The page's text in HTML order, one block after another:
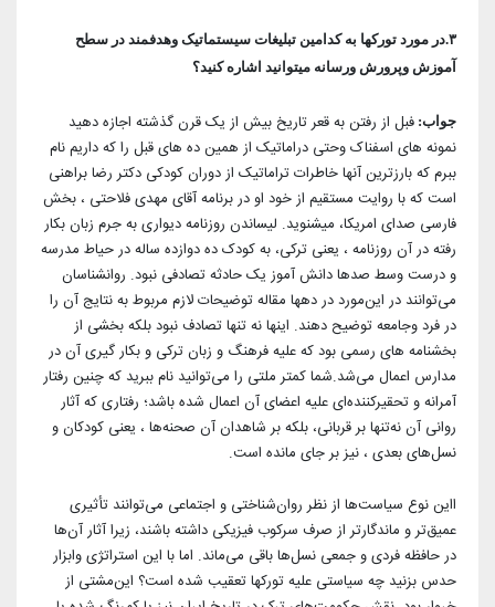
۳.در مورد تورکها به کدامین تبلیغات سیستماتیک و‌هدفمند در سطح
آموزش و‌پرورش و‌رسانه میتوانید اشاره کنید؟
جواب: فبل از رفتن به قعر تاریخ بیش از یک قرن گذشته اجازه دهید
نمونه های اسفناک و‌حتی دراماتیک از همین ده های قبل را که داریم نام
ببرم که بارزترین آنها خاطرات تراماتیک از دوران کودکی دکتر رضا براهنی
است که با روایت مستقیم از خود او در برنامه آقای مهدی فلاحتی ، بخش
فارسی صدای امریکا، میشنوید. لیساندن روزنامه دیواری به جرم زبان بکار
رفته در آن روزنامه ، یعنی ترکی، به کودک ده دوازده ساله در حیاط مدرسه
و درست وسط صدها دانش آموز یک حادثه تصادفی نبود. روانشناسان
می‌توانند در این‌مورد در دهها مقاله توضیحات لازم مربوط به نتایج آن را
در فرد و‌جامعه توضیح دهند. اینها نه تنها تصادف نبود بلکه بخشی از
بخشنامه های رسمی بود که علیه فرهنگ و زبان ترکی و بکار گیری آن در
مدارس اعمال می‌شد.شما کمتر ملتی را می‌توانید نام ببرید که چنین رفتار
آمرانه و تحقیرکننده‌ای علیه اعضای آن اعمال شده باشد؛ رفتاری که آثار
روانی آن نه‌تنها بر قربانی، بلکه بر شاهدان آن صحنه‌ها ، یعنی کودکان و
نسل‌های بعدی ، نیز بر جای مانده است.
ااین نوع سیاست‌ها از نظر روان‌شناختی و اجتماعی می‌توانند تأثیری
عمیق‌تر و ماندگارتر از صرف سرکوب فیزیکی داشته باشند، زیرا آثار آن‌ها
در حافظه فردی و جمعی نسل‌ها باقی می‌ماند. اما با این استراتژی و‌ابزار
حدس بزنید چه سیاستی علیه تورکها تعقیب شده است؟ این‌‌مشتی از